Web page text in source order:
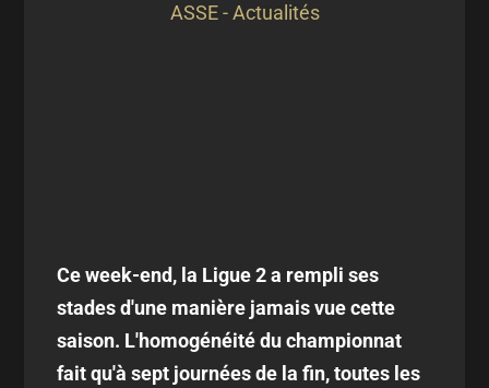
ASSE - Actualités
Ce week-end, la Ligue 2 a rempli ses
stades d'une manière jamais vue cette
saison. L'homogénéité du championnat
fait qu'à sept journées de la fin, toutes les